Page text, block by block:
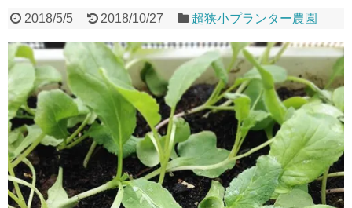
2018/5/5 2018/10/27 超狭小プランター農園